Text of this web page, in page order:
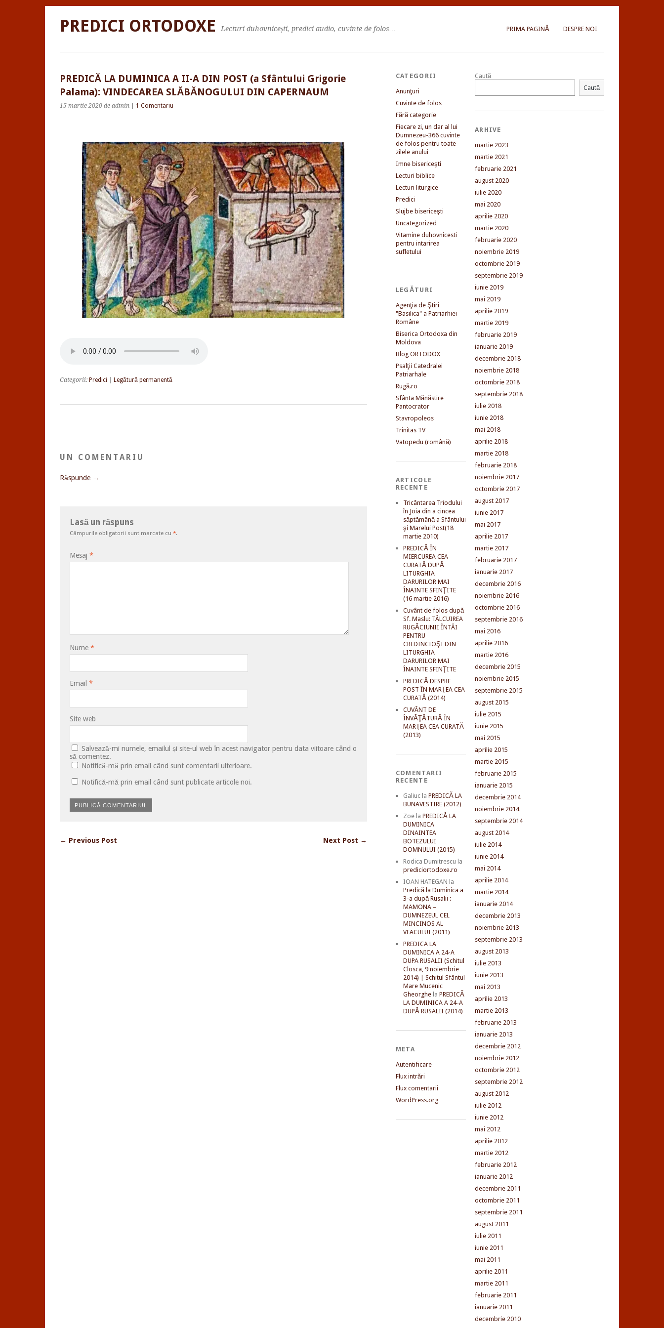
PRIMA PAGINĂ DESPRE NOI
PREDICI ORTODOXE Lecturi duhovniceşti, predici audio, cuvinte de folos…
PREDICĂ LA DUMINICA A II-A DIN POST (a Sfântului Grigorie
Palama): VINDECAREA SLĂBĂNOGULUI DIN CAPERNAUM
15 martie 2020 de admin 1 Comentariu
Categorii: Predici Legătură permanentă
UN COMENTARIU
Răspunde →
Lasă un răspuns
Câmpurile obligatorii sunt marcate cu *.
Mesaj *
Nume *
Email *
Site web
Salvează-mi numele, emailul și site-ul web în acest navigator pentru data viitoare când o
să comentez.
Notifică-mă prin email când sunt comentarii ulterioare.
Notifică-mă prin email când sunt publicate articole noi.
← Previous Post Next Post →
CATEGORII
Anunţuri
Cuvinte de folos
Fără categorie
Fiecare zi, un dar al lui
Dumnezeu-366 cuvinte
de folos pentru toate
zilele anului
Imne bisericeşti
Lecturi biblice
Lecturi liturgice
Predici
Slujbe bisericeşti
Uncategorized
Vitamine duhovnicesti
pentru intarirea
sufletului
LEGĂTURI
Agenţia de Ştiri
"Basilica" a Patriarhiei
Române
Biserica Ortodoxa din
Moldova
Blog ORTODOX
Psalţii Catedralei
Patriarhale
Rugă.ro
Sfânta Mănăstire
Pantocrator
Stavropoleos
Trinitas TV
Vatopedu (română)
ARTICOLE
RECENTE
Tricântarea Triodului
în Joia din a cincea
săptămână a Sfântului
şi Marelui Post(18
martie 2010)
PREDICĂ ÎN
MIERCUREA CEA
CURATĂ DUPĂ
LITURGHIA
DARURILOR MAI
ÎNAINTE SFINŢITE
(16 martie 2016)
Cuvânt de folos după
Sf. Maslu: TÂLCUIREA
RUGĂCIUNII ÎNTÂI
PENTRU
CREDINCIOŞI DIN
LITURGHIA
DARURILOR MAI
ÎNAINTE SFINŢITE
PREDICĂ DESPRE
POST ÎN MARŢEA CEA
CURATĂ (2014)
CUVÂNT DE
ÎNVĂŢĂTURĂ ÎN
MARŢEA CEA CURATĂ
(2013)
COMENTARII
RECENTE
Galiucla PREDICĂ LA
BUNAVESTIRE (2012)
Zoela PREDICĂ LA
DUMINICA
DINAINTEA
BOTEZULUI
DOMNULUI (2015)
Rodica Dumitrescu la
prediciortodoxe.ro
IOAN HATEGAN la
Predică la Duminica a
3-a după Rusalii :
MAMONA –
DUMNEZEUL CEL
MINCINOS AL
VEACULUI (2011)
PREDICA LA
DUMINICA A 24-A
DUPA RUSALII (Schitul
Closca, 9 noiembrie
2014) | Schitul Sfântul
Mare Mucenic
Gheorghela PREDICĂ
LA DUMINICA A 24-A
DUPĂ RUSALII (2014)
META
Autentificare
Flux intrări
Flux comentarii
WordPress.org
Caută
Caută
ARHIVE
martie 2023
martie 2021
februarie 2021
august 2020
iulie 2020
mai 2020
aprilie 2020
martie 2020
februarie 2020
noiembrie 2019
octombrie 2019
septembrie 2019
iunie 2019
mai 2019
aprilie 2019
martie 2019
februarie 2019
ianuarie 2019
decembrie 2018
noiembrie 2018
octombrie 2018
septembrie 2018
iulie 2018
iunie 2018
mai 2018
aprilie 2018
martie 2018
februarie 2018
noiembrie 2017
octombrie 2017
august 2017
iunie 2017
mai 2017
aprilie 2017
martie 2017
februarie 2017
ianuarie 2017
decembrie 2016
noiembrie 2016
octombrie 2016
septembrie 2016
mai 2016
aprilie 2016
martie 2016
decembrie 2015
noiembrie 2015
septembrie 2015
august 2015
iulie 2015
iunie 2015
mai 2015
aprilie 2015
martie 2015
februarie 2015
ianuarie 2015
decembrie 2014
noiembrie 2014
septembrie 2014
august 2014
iulie 2014
iunie 2014
mai 2014
aprilie 2014
martie 2014
ianuarie 2014
decembrie 2013
noiembrie 2013
septembrie 2013
august 2013
iulie 2013
iunie 2013
mai 2013
aprilie 2013
martie 2013
februarie 2013
ianuarie 2013
decembrie 2012
noiembrie 2012
octombrie 2012
septembrie 2012
august 2012
iulie 2012
iunie 2012
mai 2012
aprilie 2012
martie 2012
februarie 2012
ianuarie 2012
decembrie 2011
octombrie 2011
septembrie 2011
august 2011
iulie 2011
iunie 2011
mai 2011
aprilie 2011
martie 2011
februarie 2011
ianuarie 2011
decembrie 2010